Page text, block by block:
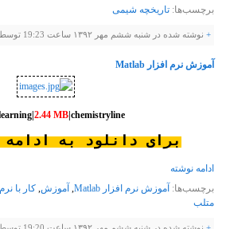
برچسب‌ها: تاریخچه شیمی
+ نوشته شده در شنبه ششم مهر ۱۳۹۲ ساعت 19:23 توسط یونس کرمی |
آموزش نرم افزار Matlab
2.44 MB |chemistryline
برای دانلود به ادامه
ادامه نوشته
برچسب‌ها: آموزش نرم افزار Matlab , آموزش, کار با
متلب